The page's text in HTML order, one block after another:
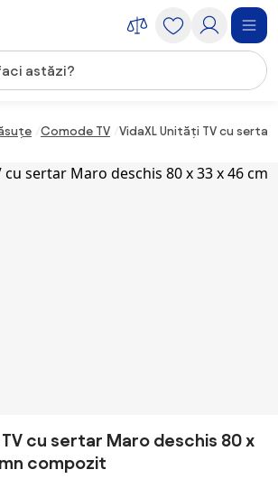
Comode TV VidaXL Unități TV cu
cu sertar Maro deschis 80 x
compozit